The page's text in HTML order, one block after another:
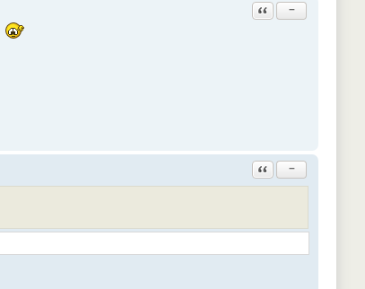
Ответить с цитатой
−
Ответить с цитатой
−